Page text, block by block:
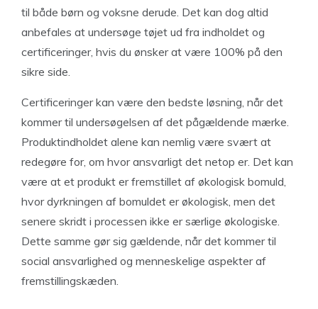
til både børn og voksne derude. Det kan dog altid
anbefales at undersøge tøjet ud fra indholdet og
certificeringer, hvis du ønsker at være 100% på den
sikre side.
Certificeringer kan være den bedste løsning, når det
kommer til undersøgelsen af det pågældende mærke.
Produktindholdet alene kan nemlig være svært at
redegøre for, om hvor ansvarligt det netop er. Det kan
være at et produkt er fremstillet af økologisk bomuld,
hvor dyrkningen af bomuldet er økologisk, men det
senere skridt i processen ikke er særlige økologiske.
Dette samme gør sig gældende, når det kommer til
social ansvarlighed og menneskelige aspekter af
fremstillingskæden.